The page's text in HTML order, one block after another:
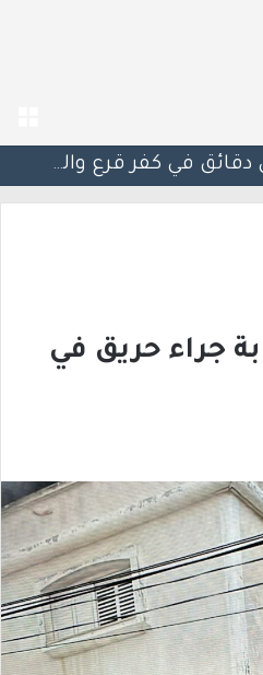
12 اصابة جراء حريق في